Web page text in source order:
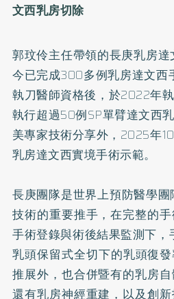
文西乳房切除
郭玟伶主任帶領的長庚乳房
今已完成300多例乳房達文西
執刀醫師資格後，於2022年
執行超過50例SP單臂達文西
美專家技術分享外，2025年
乳房達文西實境手術示範。
長庚團隊是世界上預防醫學
技術的重要推手，在完整的
手術登錄與術後結果監測下，
乳頭保留式全切下的乳頭復
推展外，也合併暨有的乳房
還有乳房神經重建，以及創